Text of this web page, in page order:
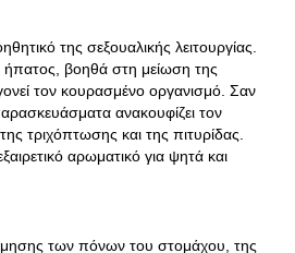
της σεξουαλικής λειτουργίας.
ήπατος, βοηθά στη μείωση της
τον κουρασμένο οργανισμό. Σαν
ανακουφίζει τον
τριχόπτωσης και της πιτυρίδας.
αρωματικό για ψητά και
των πόνων του στομάχου, της